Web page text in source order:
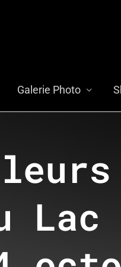
Galerie Photo
Lac